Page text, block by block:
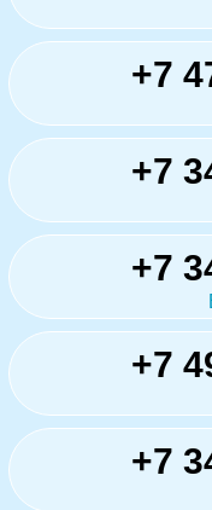
+7
+7
+7
+7
+7